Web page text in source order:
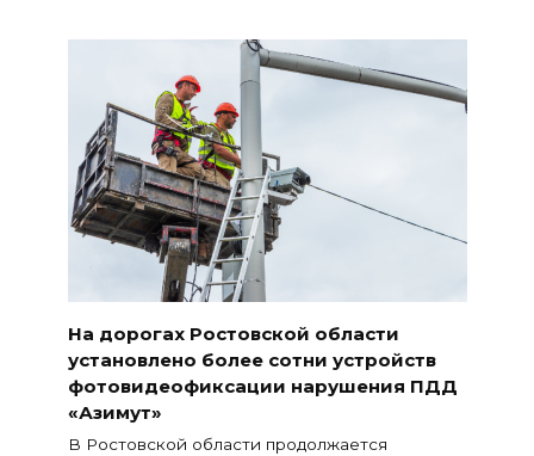
На дорогах Ростовской области
установлено более сотни устройств
фотовидеофиксации нарушения ПДД
«Азимут»
В Ростовской области продолжается